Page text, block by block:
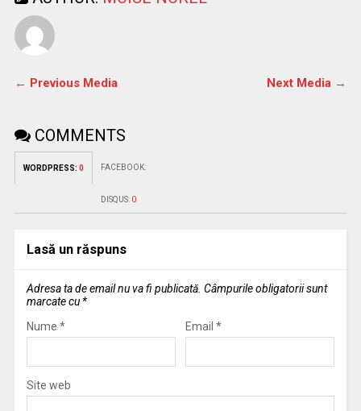
← Previous Media Next Media →
COMMENTS
WORDPRESS: 0 FACEBOOK:
DISQUS: 0
Lasă un răspuns
Adresa ta de email nu va fi publicată. Câmpurile obligatorii sunt
marcate cu *
Nume * Email *
Site web